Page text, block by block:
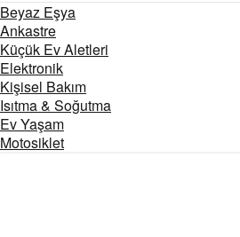
Beyaz Eşya
Ankastre
Küçük Ev Aletleri
Elektronik
Kişisel Bakım
Isıtma & Soğutma
Ev Yaşam
Motosiklet